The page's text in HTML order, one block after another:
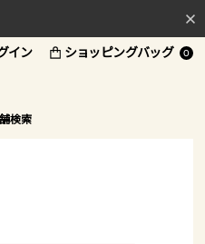
イン ショッピングバッグ 0
検索